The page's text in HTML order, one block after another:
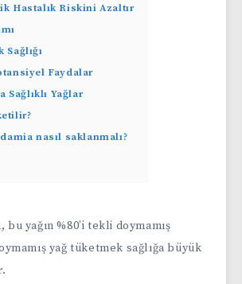
Hastalık Riskini Azaltır
Sağlığı
Faydalar
Sağlıklı Yağlar
nasıl saklanmalı?
bu yağın %80’i tekli doymamış
yağ tüketmek sağlığa büyük